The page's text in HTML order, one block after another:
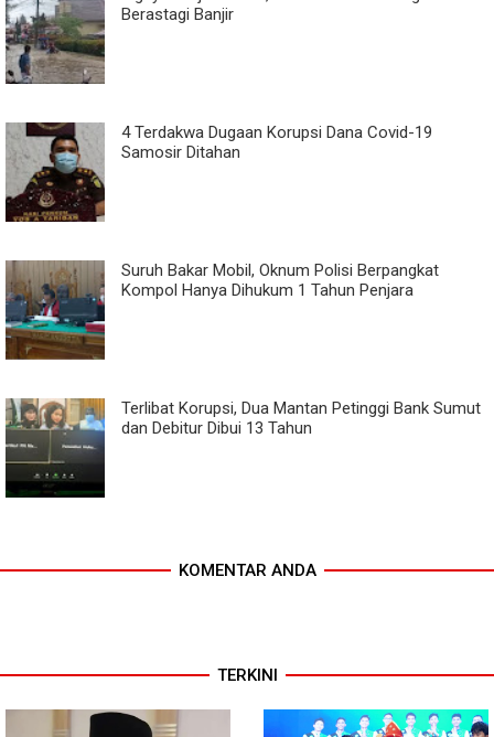
Berastagi Banjir
4 Terdakwa Dugaan Korupsi Dana Covid-19
Samosir Ditahan
Suruh Bakar Mobil, Oknum Polisi Berpangkat
Kompol Hanya Dihukum 1 Tahun Penjara
Terlibat Korupsi, Dua Mantan Petinggi Bank Sumut
dan Debitur Dibui 13 Tahun
KOMENTAR ANDA
TERKINI